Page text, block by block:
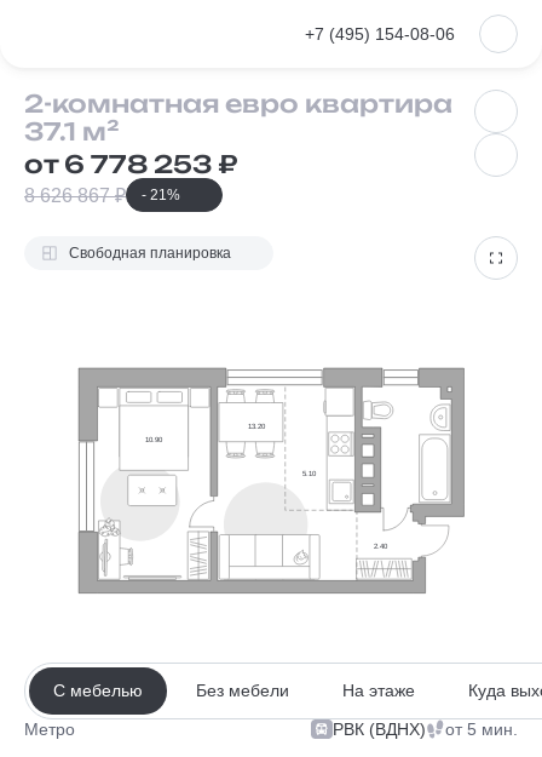
+7 (495) 154-08-06
2-
2-комнатная евро квартира
37.1 м²
от 6 778 253 ₽
8 626 867 ₽ - 21%
VKontakte
Метро РВК (ВДНХ) от 5 мин.
13.20
10.90
5.10
2.40
Свободная планировка
С мебелью Без мебели На этаже Куда